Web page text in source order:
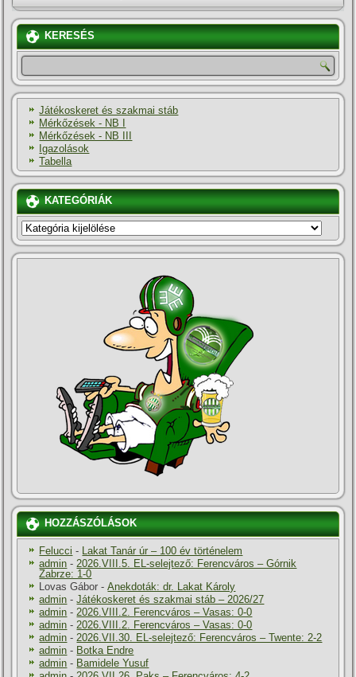
KERESÉS
Játékoskeret és szakmai stáb
Mérkőzések - NB I
Mérkőzések - NB III
Igazolások
Tabella
KATEGÓRIÁK
KATEGÓRIÁK
HOZZÁSZÓLÁSOK
Felucci -
Lakat Tanár úr – 100 év történelem
admin - 2026.VIII.5. EL-selejtező: Ferencváros – Górnik
Zabrze: 1-0
Lovas Gábor -Anekdoták: dr. Lakat Károly
admin -Játékoskeret és szakmai stáb – 2026/27
admin - 2026.VIII.2. Ferencváros – Vasas: 0-0
admin - 2026.VIII.2. Ferencváros – Vasas: 0-0
admin - 2026.VII.30. EL-selejtező: Ferencváros – Twente: 2-2
admin - Botka Endre
admin - Bamidele Yusuf